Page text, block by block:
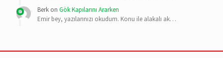
Berk on Gök Kapılarını Ararken
Emir bey, yazılarınızı okudum. Konu ile alakalı ak…